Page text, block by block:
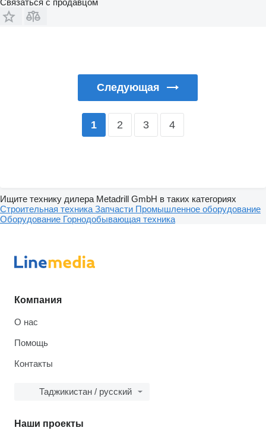
Связаться с продавцом
Следующая
1 2 3 4
Ищите технику дилера Metadrill GmbH в таких категориях
Строительная техника Запчасти Промышленное оборудование
Оборудование Горнодобывающая техника
Компания
О нас
Помощь
Контакты
Таджикистан / русский
Наши проекты